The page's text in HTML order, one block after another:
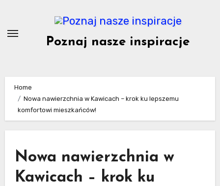
content
Poznaj nasze inspiracje
Home
Nowa nawierzchnia w Kawicach – krok ku lepszemu
komfortowi mieszkańców!
Nowa nawierzchnia w
Kawicach – krok ku